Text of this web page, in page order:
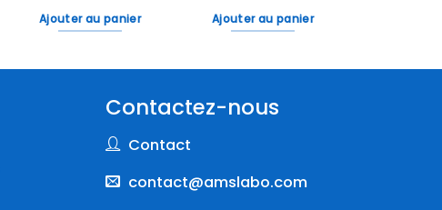
Ajouter au panier Ajouter au panier
Contactez-nous
Contact
contact@amslabo.com